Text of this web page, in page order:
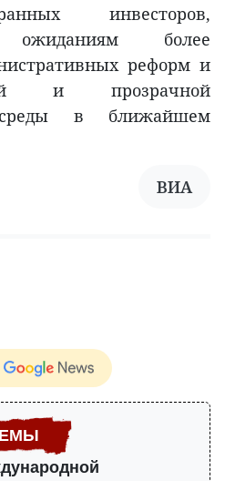
инвесторов,
ожиданиям более
реформ и
и прозрачной
среды в ближайшем
ВИА